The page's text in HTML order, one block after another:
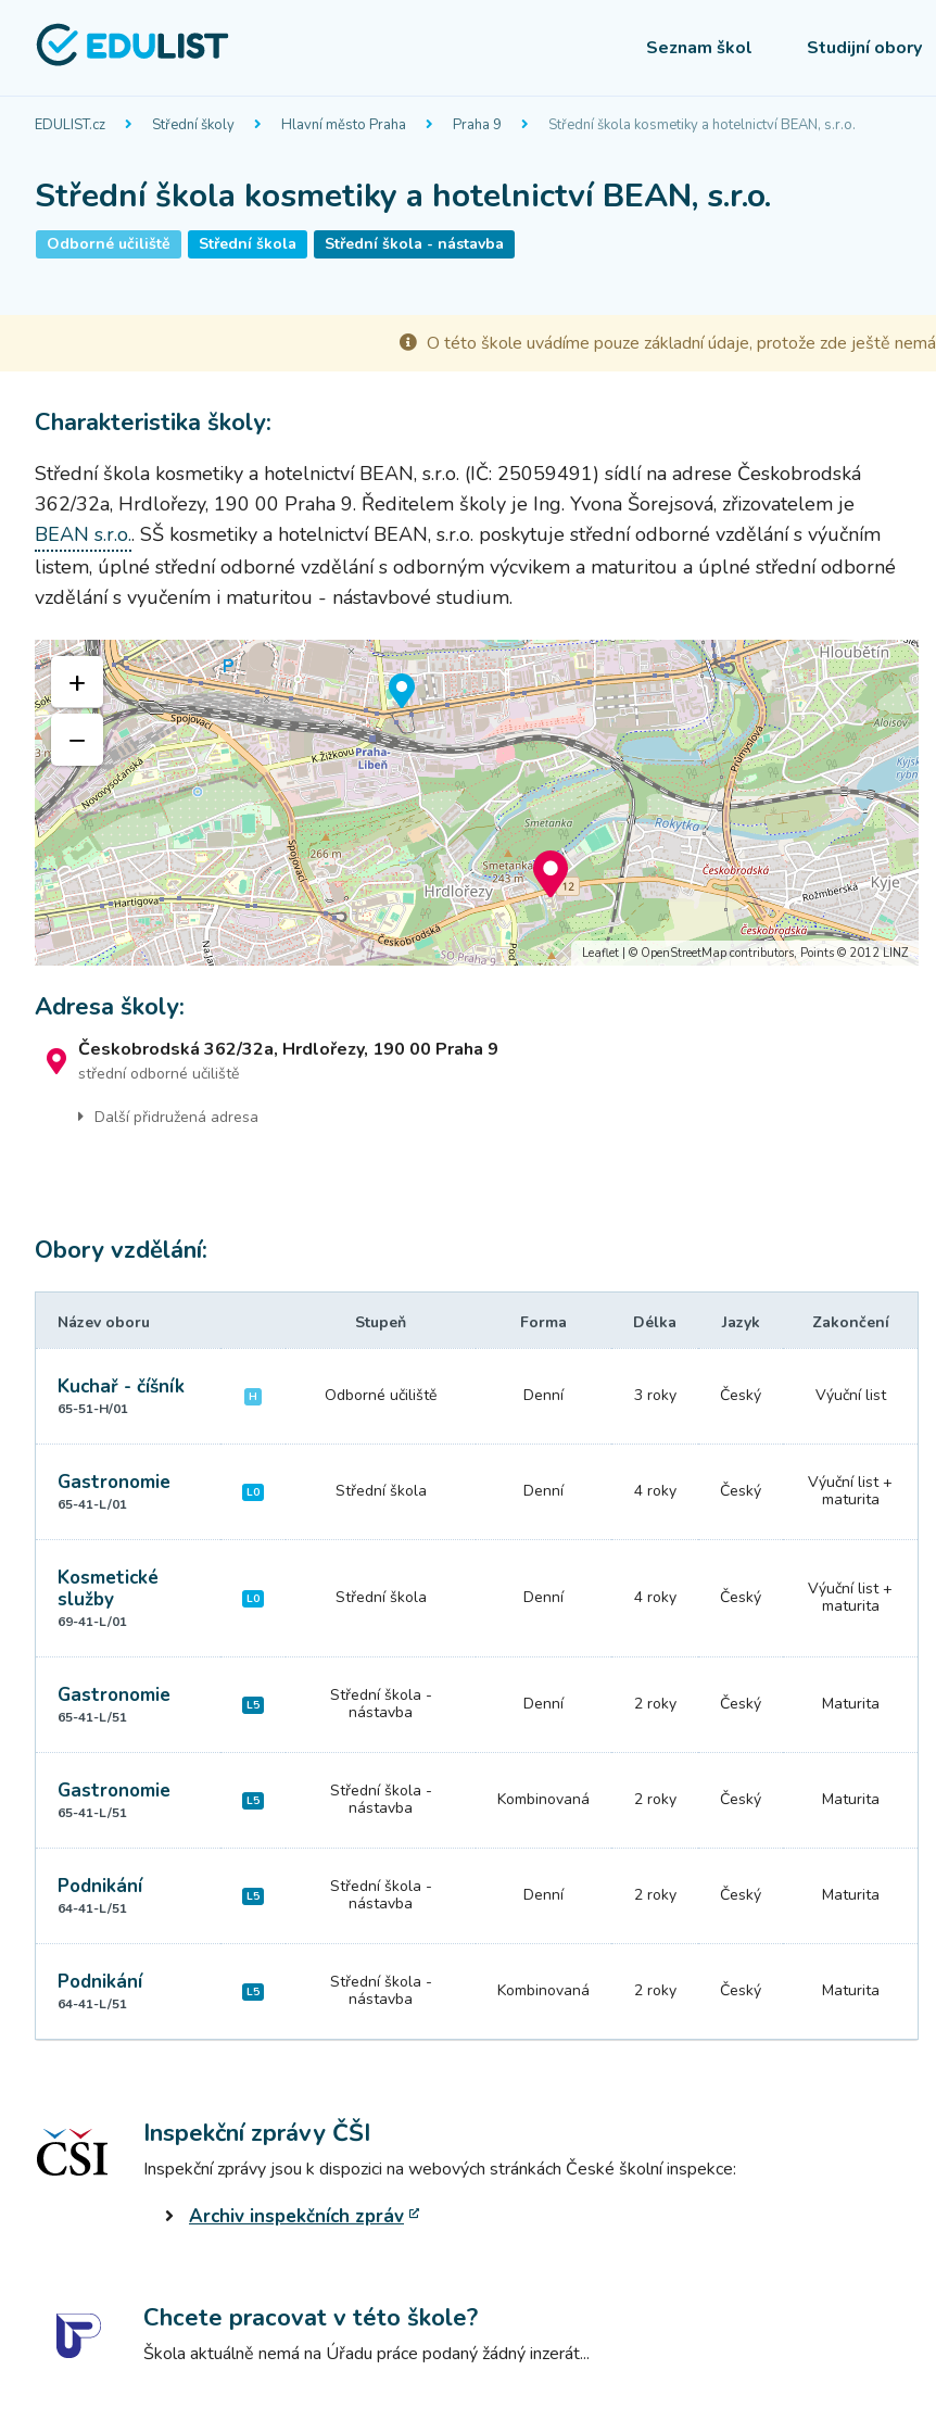
Seznam škol Studijní obory
EDULIST.cz Střední školy Hlavní město Praha Praha 9 Střední škola kosmetiky a hotelnictví BEAN, s.r.o.
Střední škola kosmetiky a hotelnictví BEAN, s.r.o.
Odborné učiliště Střední škola Střední škola - nástavba
O této škole uvádíme pouze základní údaje, protože zde ještě nemá
Charakteristika školy:
Střední škola kosmetiky a hotelnictví BEAN, s.r.o. (IČ: 25059491) sídlí na adrese Českobrodská
362/32a, Hrdlořezy, 190 00 Praha 9. Ředitelem školy je Ing. Yvona Šorejsová, zřizovatelem je
BEAN s.r.o.. SŠ kosmetiky a hotelnictví BEAN, s.r.o. poskytuje střední odborné vzdělání s výučním
listem, úplné střední odborné vzdělání s odborným výcvikem a maturitou a úplné střední odborné
vzdělání s vyučením i maturitou - nástavbové studium.
+
−
Leaflet| © OpenStreetMap contributors, Points © 2012 LINZ
Adresa školy:
Českobrodská 362/32a, Hrdlořezy, 190 00 Praha 9
střední odborné učiliště
Další přidružená adresa
Obory vzdělání:
Název oboru Stupeň Forma Délka Jazyk Zakončení
Kuchař - číšník
65-51-H/01
H Odborné učiliště Denní 3 roky Český Výuční list
Gastronomie
65-41-L/01
L0 Střední škola Denní 4 roky Český
Výuční list +
maturita
Kosmetické
služby
69-41-L/01
L0 Střední škola Denní 4 roky Český
Výuční list +
maturita
Gastronomie
65-41-L/51
L5
Střední škola -
nástavba
Denní 2 roky Český Maturita
Gastronomie
65-41-L/51
L5
Střední škola -
nástavba
Kombinovaná 2 roky Český Maturita
Podnikání
64-41-L/51
L5
Střední škola -
nástavba
Denní 2 roky Český Maturita
Podnikání
64-41-L/51
L5
Střední škola -
nástavba
Kombinovaná 2 roky Český Maturita
Inspekční zprávy ČŠI
Inspekční zprávy jsou k dispozici na webových stránkách České školní inspekce:
Archiv inspekčních zpráv
Chcete pracovat v této škole?
Škola aktuálně nemá na Úřadu práce podaný žádný inzerát...